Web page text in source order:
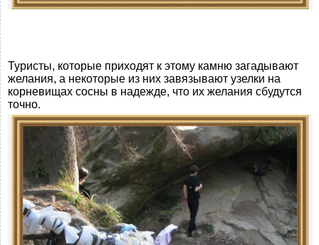
Туристы, которые приходят к этому камню загадывают
желания, а некоторые из них завязывают узелки на
корневищах сосны в надежде, что их желания сбудутся
точно.